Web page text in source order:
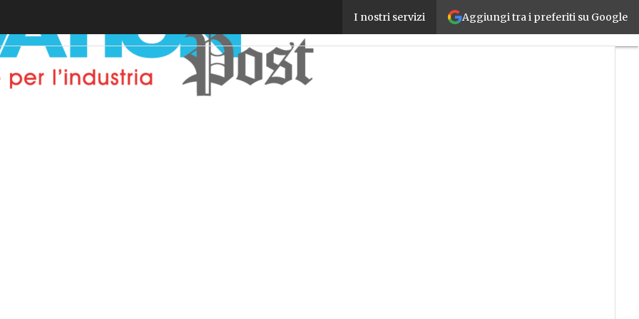
Aggiungi tra i preferiti su Google
I nostri servizi
Bianchi (Confindustria): “Servono incentivi forti